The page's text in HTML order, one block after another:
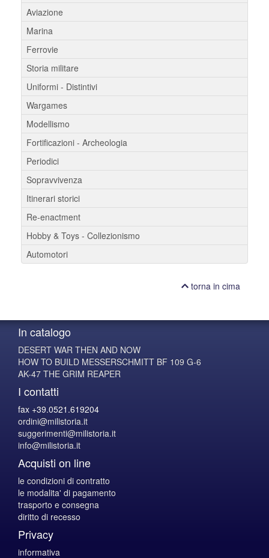
Aviazione
Marina
Ferrovie
Storia militare
Uniformi - Distintivi
Wargames
Modellismo
Fortificazioni - Archeologia
Periodici
Sopravvivenza
Itinerari storici
Re-enactment
Hobby & Toys - Collezionismo
Automotori
torna in cima
In catalogo
DESERT WAR THEN AND NOW
HOW TO BUILD MESSERSCHMITT BF 109 G-6
AK-47 THE GRIM REAPER
I contatti
fax +39.0521.619204
ordini@milistoria.it
suggerimenti@milistoria.it
info@milistoria.it
Acquisti on line
le condizioni di contratto
le modalita' di pagamento
trasporto e consegna
diritto di recesso
Privacy
informativa